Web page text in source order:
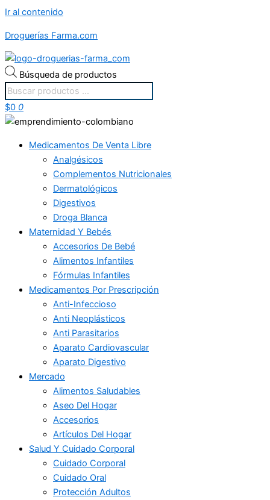
Ir al contenido
Droguerías Farma.com
Búsqueda de productos
$0 0
Medicamentos De Venta Libre
Analgésicos
Complementos Nutricionales
Dermatológicos
Digestivos
Droga Blanca
Maternidad Y Bebés
Accesorios De Bebé
Alimentos Infantiles
Fórmulas Infantiles
Medicamentos Por Prescripción
Anti-Infeccioso
Anti Neoplásticos
Anti Parasitarios
Aparato Cardiovascular
Aparato Digestivo
Mercado
Alimentos Saludables
Aseo Del Hogar
Accesorios
Artículos Del Hogar
Salud Y Cuidado Corporal
Cuidado Corporal
Cuidado Oral
Protección Adultos